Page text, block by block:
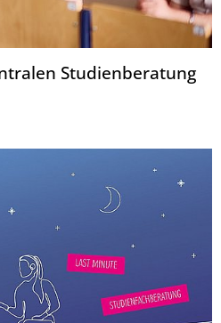
Studienberatung